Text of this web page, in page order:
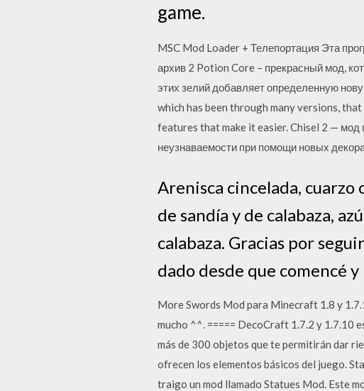
game.
MSC Mod Loader + Телепортация Эта
архив 2 Potion Core – прекрасный мод,
этих зелий добавляет определенную
which has been through many versions,
features that make it easier. Chisel 2 — мод
неузнаваемости при помощи новых
Arenisca cincelada, cuarzo
de sandía y de calabaza,
calabaza. Gracias por
dado desde que comencé
More Swords Mod para Minecraft 1.8 y
mucho ^^. ===== DecoCraft 1.7.2 y 1.7.10
más de 300 objetos que te permitirán dar
ofrecen los elementos básicos del juego.
traigo un mod llamado Statues Mod. Este